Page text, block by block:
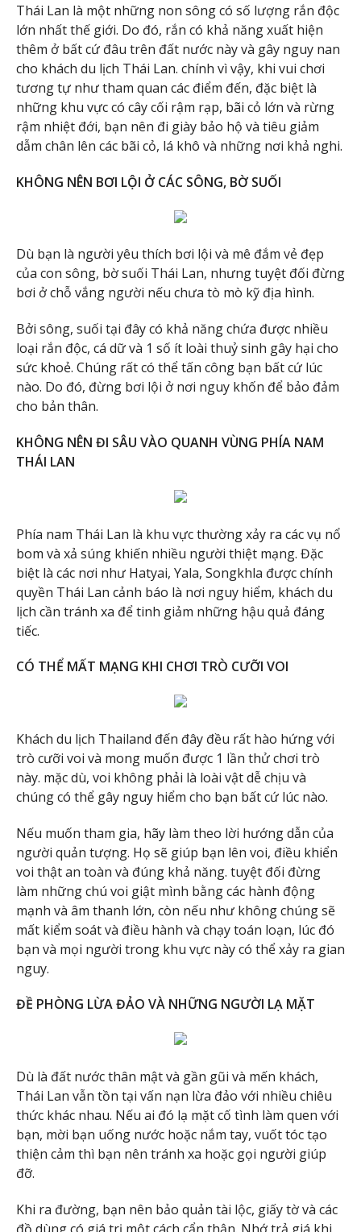
Thái Lan là một những non sông có số lượng rắn độc
lớn nhất thế giới. Do đó, rắn có khả năng xuất hiện
thêm ở bất cứ đâu trên đất nước này và gây nguy nan
cho khách du lịch Thái Lan. chính vì vậy, khi vui chơi
tương tự như tham quan các điểm đến, đặc biệt là
những khu vực có cây cối rậm rạp, bãi cỏ lớn và rừng
rậm nhiệt đới, bạn nên đi giày bảo hộ và tiêu giảm
dẫm chân lên các bãi cỏ, lá khô và những nơi khả nghi.
KHÔNG NÊN BƠI LỘI Ở CÁC SÔNG, BỜ SUỐI
Dù bạn là người yêu thích bơi lội và mê đắm vẻ đẹp
của con sông, bờ suối Thái Lan, nhưng tuyệt đối đừng
bơi ở chỗ vắng người nếu chưa tò mò kỹ địa hình.
Bởi sông, suối tại đây có khả năng chứa được nhiều
loại rắn độc, cá dữ và 1 số ít loài thuỷ sinh gây hại cho
sức khoẻ. Chúng rất có thể tấn công bạn bất cứ lúc
nào. Do đó, đừng bơi lội ở nơi nguy khốn để bảo đảm
cho bản thân.
KHÔNG NÊN ĐI SÂU VÀO QUANH VÙNG PHÍA NAM
THÁI LAN
Phía nam Thái Lan là khu vực thường xảy ra các vụ nổ
bom và xả súng khiến nhiều người thiệt mạng. Đặc
biệt là các nơi như Hatyai, Yala, Songkhla được chính
quyền Thái Lan cảnh báo là nơi nguy hiểm, khách du
lịch cần tránh xa để tinh giảm những hậu quả đáng
tiếc.
CÓ THỂ MẤT MẠNG KHI CHƠI TRÒ CƯỠI VOI
Khách du lịch Thailand đến đây đều rất hào hứng với
trò cưỡi voi và mong muốn được 1 lần thử chơi trò
này. mặc dù, voi không phải là loài vật dễ chịu và
chúng có thể gây nguy hiểm cho bạn bất cứ lúc nào.
Nếu muốn tham gia, hãy làm theo lời hướng dẫn của
người quản tượng. Họ sẽ giúp bạn lên voi, điều khiển
voi thật an toàn và đúng khả năng. tuyệt đối đừng
làm những chú voi giật mình bằng các hành động
mạnh và âm thanh lớn, còn nếu như không chúng sẽ
mất kiểm soát và điều hành và chạy toán loạn, lúc đó
bạn và mọi người trong khu vực này có thể xảy ra gian
nguy.
ĐỀ PHÒNG LỪA ĐẢO VÀ NHỮNG NGƯỜI LẠ MẶT
Dù là đất nước thân mật và gần gũi và mến khách,
Thái Lan vẫn tồn tại vấn nạn lừa đảo với nhiều chiêu
thức khác nhau. Nếu ai đó lạ mặt cố tình làm quen với
bạn, mời bạn uống nước hoặc nắm tay, vuốt tóc tạo
thiện cảm thì bạn nên tránh xa hoặc gọi người giúp
đỡ.
Khi ra đường, bạn nên bảo quản tài lộc, giấy tờ và các